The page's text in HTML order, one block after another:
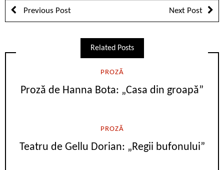
Previous Post Next Post
Related Posts
PROZĂ
Proză de Hanna Bota: „Casa din groapă”
PROZĂ
Teatru de Gellu Dorian: „Regii bufonului”